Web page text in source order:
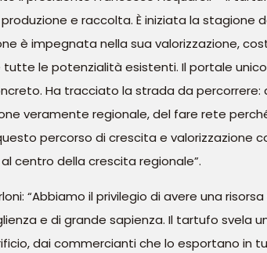
e raccolta. È iniziata la
è impegnata nella sua valorizzazione,
le potenzialità esistenti. Il portale
Ha tracciato la strada da percorrere:
veramente regionale, del fare rete
percorso di crescita e
centro della crescita regionale”.
“Abbiamo il privilegio di avere una
e di grande sapienza. Il tartufo svela
dai commercianti che lo esportano in